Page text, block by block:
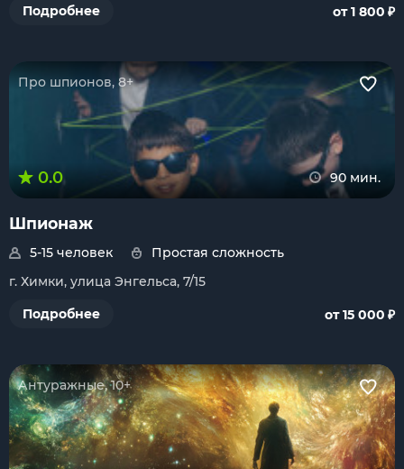
Подробнее
от 1 800 ₽
Про шпионов, 8+
0.0 90 мин.
Шпионаж
5-15 человек
Простая сложность
г. Химки, улица Энгельса, 7/15
Подробнее
от 15 000 ₽
Антуражные, 10+